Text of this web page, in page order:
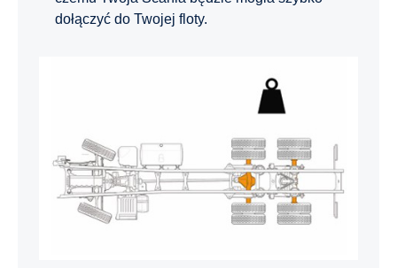
dołączyć do Twojej floty.